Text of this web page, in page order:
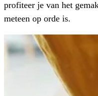
profiteer je van het
meteen op orde is.